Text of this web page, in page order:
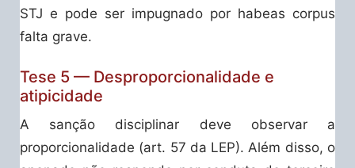
STJ e pode ser impugnado por habeas corpus
falta grave.
Tese 5 — Desproporcionalidade e
atipicidade
A sanção disciplinar deve observar a
proporcionalidade (art. 57 da LEP). Além disso, o